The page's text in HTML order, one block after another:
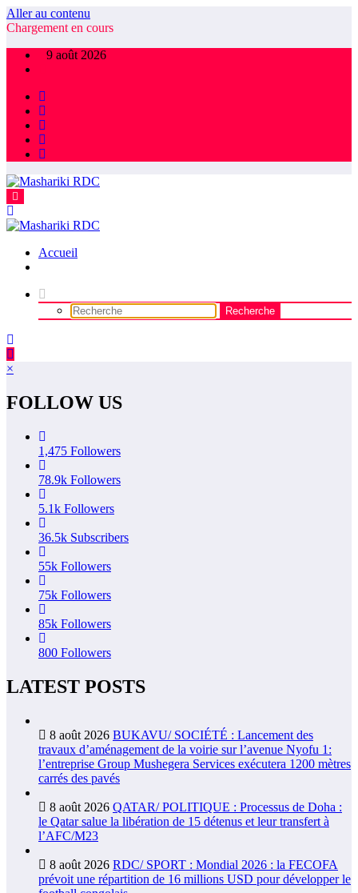
Aller au contenu
Chargement en cours
9 août 2026
Accueil
×
FOLLOW US
1,475 Followers
78.9k Followers
5.1k Followers
36.5k Subscribers
55k Followers
75k Followers
85k Followers
800 Followers
LATEST POSTS
8 août 2026 BUKAVU/ SOCIÉTÉ : Lancement des
travaux d’aménagement de la voirie sur l’avenue Nyofu 1:
l’entreprise Group Mushegera Services exécutera 1200 mètres
carrés des pavés
8 août 2026 QATAR/ POLITIQUE : Processus de Doha :
le Qatar salue la libération de 15 détenus et leur transfert à
l’AFC/M23
8 août 2026 RDC/ SPORT : Mondial 2026 : la FECOFA
prévoit une répartition de 16 millions USD pour développer le